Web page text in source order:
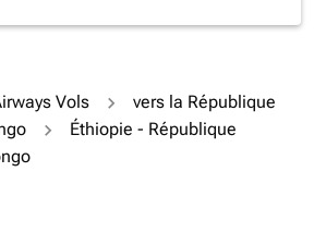
Vols
vers la République
Éthiopie - République